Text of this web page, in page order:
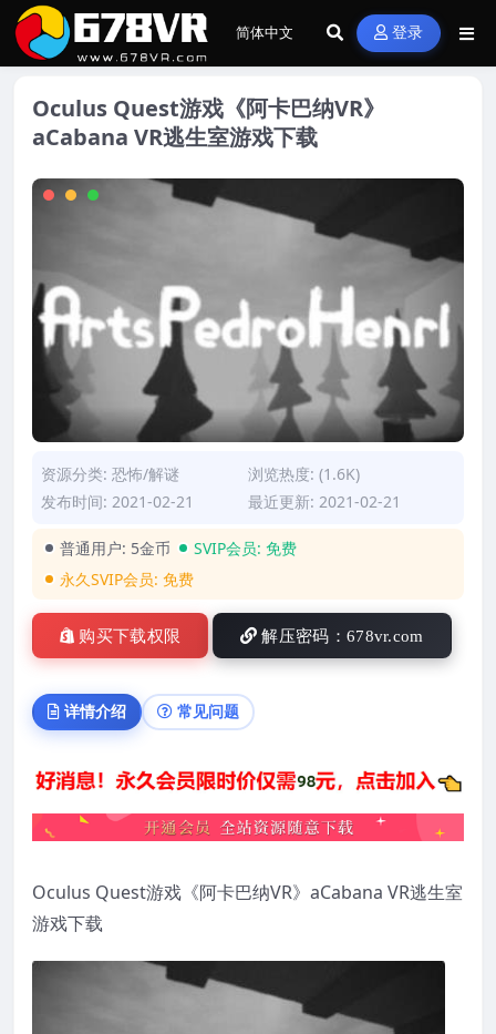
登录
Oculus Quest游戏《阿卡巴纳VR》
aCabana VR逃生室游戏下载
资源分类: 恐怖/解谜
浏览热度: (1.6K)
发布时间: 2021-02-21
最近更新: 2021-02-21
普通用户: 5金币 SVIP会员: 免费
永久SVIP会员: 免费
购买下载权限 解压密码：678vr.com
详情介绍 常见问题
Oculus Quest游戏《阿卡巴纳VR》aCabana VR逃生室
游戏下载